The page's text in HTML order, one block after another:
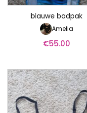
blauwe badpak
Amelia
€55.00